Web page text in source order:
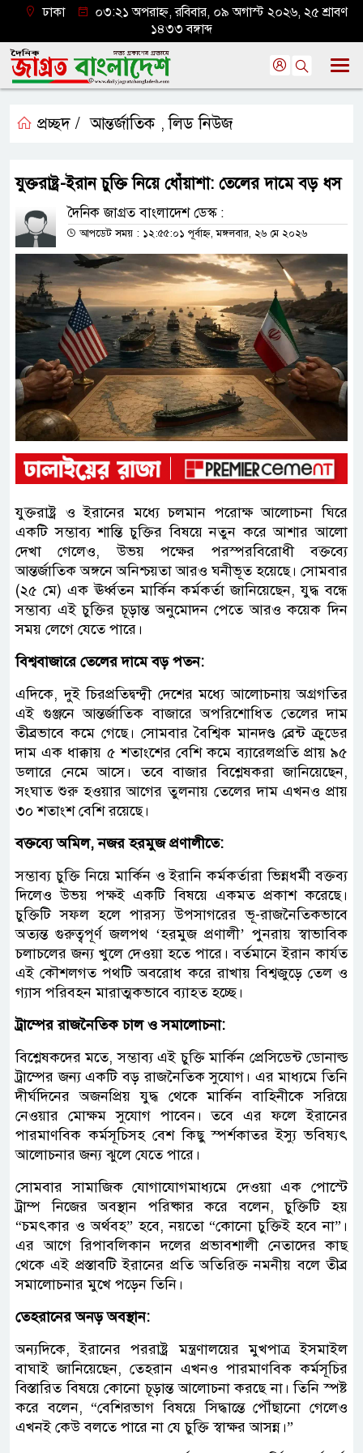
ঢাকা
০৩:২১ অপরাহ্ন, রবিবার, ০৯ অগাস্ট ২০২৬, ২৫ শ্রাবণ
১৪৩৩ বঙ্গাব্দ
প্রচ্ছদ / আন্তর্জাতিক ,লিড নিউজ
যুক্তরাষ্ট্র-ইরান চুক্তি নিয়ে ধোঁয়াশা: তেলের দামে বড় ধস
দৈনিক জাগ্রত বাংলাদেশ ডেস্ক :
আপডেট সময় : ১২:৫৫:০১ পূর্বাহ্ন, মঙ্গলবার, ২৬ মে ২০২৬
যুক্তরাষ্ট্র ও ইরানের মধ্যে চলমান পরোক্ষ আলোচনা ঘিরে
একটি সম্ভাব্য শান্তি চুক্তির বিষয়ে নতুন করে আশার আলো
দেখা গেলেও, উভয় পক্ষের পরস্পরবিরোধী বক্তব্যে
আন্তর্জাতিক অঙ্গনে অনিশ্চয়তা আরও ঘনীভূত হয়েছে। সোমবার
(২৫ মে) এক ঊর্ধ্বতন মার্কিন কর্মকর্তা জানিয়েছেন, যুদ্ধ বন্ধে
সম্ভাব্য এই চুক্তির চূড়ান্ত অনুমোদন পেতে আরও কয়েক দিন
সময় লেগে যেতে পারে।
বিশ্ববাজারে তেলের দামে বড় পতন:
এদিকে, দুই চিরপ্রতিদ্বন্দ্বী দেশের মধ্যে আলোচনায় অগ্রগতির
এই গুঞ্জনে আন্তর্জাতিক বাজারে অপরিশোধিত তেলের দাম
তীব্রভাবে কমে গেছে। সোমবার বৈশ্বিক মানদণ্ড ব্রেন্ট ক্রুডের
দাম এক ধাক্কায় ৫ শতাংশের বেশি কমে ব্যারেলপ্রতি প্রায় ৯৫
ডলারে নেমে আসে। তবে বাজার বিশ্লেষকরা জানিয়েছেন,
সংঘাত শুরু হওয়ার আগের তুলনায় তেলের দাম এখনও প্রায়
৩০ শতাংশ বেশি রয়েছে।
বক্তব্যে অমিল, নজর হরমুজ প্রণালীতে:
সম্ভাব্য চুক্তি নিয়ে মার্কিন ও ইরানি কর্মকর্তারা ভিন্নধর্মী বক্তব্য
দিলেও উভয় পক্ষই একটি বিষয়ে একমত প্রকাশ করেছে।
চুক্তিটি সফল হলে পারস্য উপসাগরের ভূ-রাজনৈতিকভাবে
অত্যন্ত গুরুত্বপূর্ণ জলপথ ‘হরমুজ প্রণালী’ পুনরায় স্বাভাবিক
চলাচলের জন্য খুলে দেওয়া হতে পারে। বর্তমানে ইরান কার্যত
এই কৌশলগত পথটি অবরোধ করে রাখায় বিশ্বজুড়ে তেল ও
গ্যাস পরিবহন মারাত্মকভাবে ব্যাহত হচ্ছে।
ট্রাম্পের রাজনৈতিক চাল ও সমালোচনা:
বিশ্লেষকদের মতে, সম্ভাব্য এই চুক্তি মার্কিন প্রেসিডেন্ট ডোনাল্ড
ট্রাম্পের জন্য একটি বড় রাজনৈতিক সুযোগ। এর মাধ্যমে তিনি
দীর্ঘদিনের অজনপ্রিয় যুদ্ধ থেকে মার্কিন বাহিনীকে সরিয়ে
নেওয়ার মোক্ষম সুযোগ পাবেন। তবে এর ফলে ইরানের
পারমাণবিক কর্মসূচিসহ বেশ কিছু স্পর্শকাতর ইস্যু ভবিষ্যৎ
আলোচনার জন্য ঝুলে যেতে পারে।
সোমবার সামাজিক যোগাযোগমাধ্যমে দেওয়া এক পোস্টে
ট্রাম্প নিজের অবস্থান পরিষ্কার করে বলেন, চুক্তিটি হয়
“চমৎকার ও অর্থবহ” হবে, নয়তো “কোনো চুক্তিই হবে না”।
এর আগে রিপাবলিকান দলের প্রভাবশালী নেতাদের কাছ
থেকে এই প্রস্তাবটি ইরানের প্রতি অতিরিক্ত নমনীয় বলে তীব্র
সমালোচনার মুখে পড়েন তিনি।
তেহরানের অনড় অবস্থান:
অন্যদিকে, ইরানের পররাষ্ট্র মন্ত্রণালয়ের মুখপাত্র ইসমাইল
বাঘাই জানিয়েছেন, তেহরান এখনও পারমাণবিক কর্মসূচির
বিস্তারিত বিষয়ে কোনো চূড়ান্ত আলোচনা করছে না। তিনি স্পষ্ট
করে বলেন, “বেশিরভাগ বিষয়ে সিদ্ধান্তে পৌঁছানো গেলেও
এখনই কেউ বলতে পারে না যে চুক্তি স্বাক্ষর আসন্ন।”